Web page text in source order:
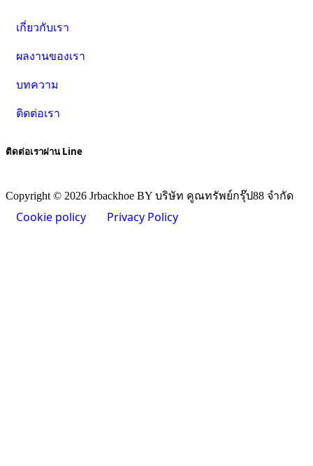
เกี่ยวกับเรา
ผลงานของเรา
บทความ
ติดต่อเรา
ติดต่อเราผ่าน Line
Copyright © 2026 Jrbackhoe BY บริษัท คูณทรัพย์กรุ๊ป88 จำกัด
Cookie policy Privacy Policy